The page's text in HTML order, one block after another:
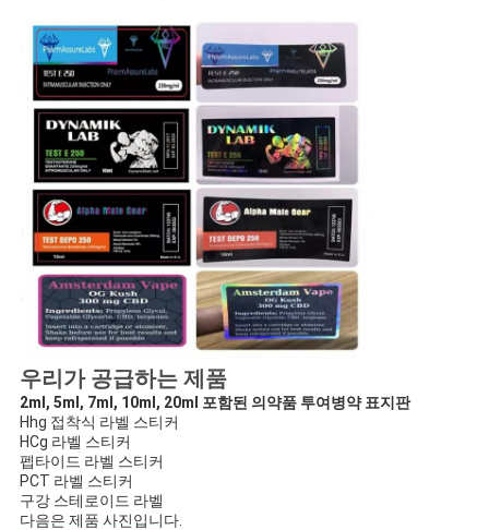
우리가 공급하는 제품
2ml, 5ml, 7ml, 10ml, 20ml 포함된 의약품 투여병약 표지판
Hhg 접착식 라벨 스티커
HCg 라벨 스티커
펩타이드 라벨 스티커
PCT 라벨 스티커
구강 스테로이드 라벨
다음은 제품 사진입니다.